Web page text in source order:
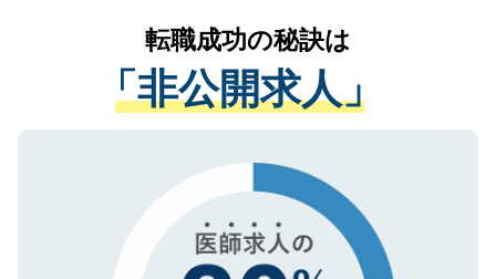
は、個人情報の取り扱いについての厳密な
管理基準を満たした事業者のみに付与され
る、プライバシーマークを取得済みです。
で、機密保持に関してもご安心ください。
かがいして、現在の医療機関の状況や紹介
経験をまじえながら、適切なアドバイスを
させていただきます。すぐにご転職をされ
ない方には、長期的なサポートが可能です
ので、まずはご登録ください。
転職成功の秘訣は
「非公開求人」